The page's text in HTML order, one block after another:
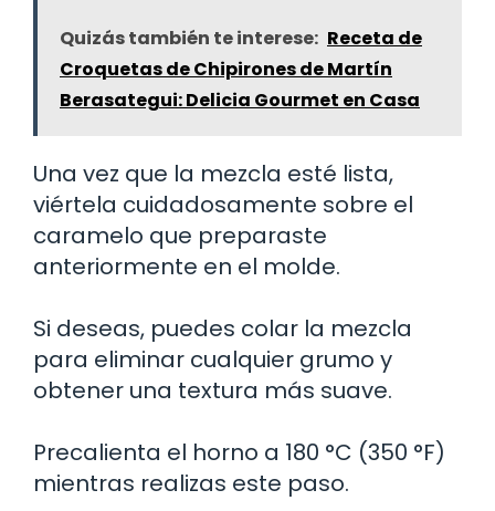
Quizás también te interese: Receta de
Croquetas de Chipirones de Martín
Berasategui: Delicia Gourmet en Casa
Una vez que la mezcla esté lista,
viértela cuidadosamente sobre el
caramelo que preparaste
anteriormente en el molde.
Si deseas, puedes colar la mezcla
para eliminar cualquier grumo y
obtener una textura más suave.
Precalienta el horno a 180 °C (350 °F)
mientras realizas este paso.